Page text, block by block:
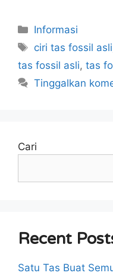
Kategori
Informasi
Tag
ciri tas fossil asli
tas fossil asli, tas
Tinggalkan
Cari
Recent
Satu Tas Buat